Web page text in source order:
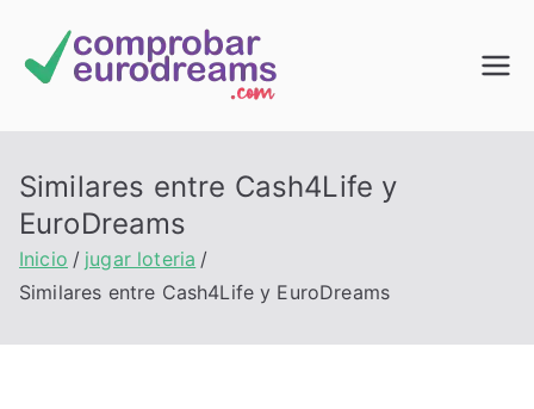
contenido
Comprob
EuroDrea
ms
Similares entre Cash4Life y
EuroDreams
Inicio
jugar loteria
Similares entre Cash4Life y EuroDreams